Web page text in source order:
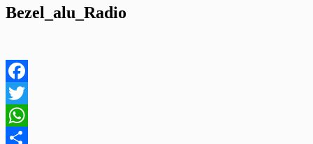
Bezel_alu_Radio
Facebook
Twitter
WhatsApp